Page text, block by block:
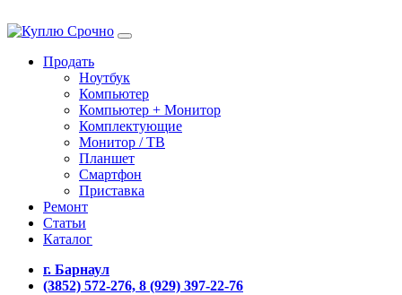
Продать
Ноутбук
Компьютер
Компьютер + Монитор
Комплектующие
Монитор / ТВ
Планшет
Смартфон
Приставка
Ремонт
Статьи
Каталог
г. Барнаул
(3852) 572-276, 8 (929) 397-22-76